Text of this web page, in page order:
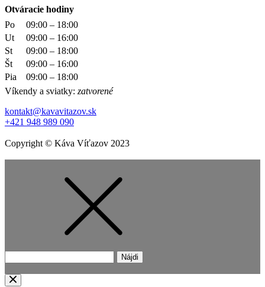
Otváracie hodiny
Po
09:00 – 18:00
Ut
09:00 – 16:00
St
09:00 – 18:00
Št
09:00 – 16:00
Pia
09:00 – 18:00
Víkendy a sviatky: zatvorené
kontakt@kavavitazov.sk
+421 948 989 090
Copyright © Káva Víťazov 2023